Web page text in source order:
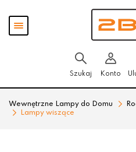
Pokaż
menu
Szukaj Konto
Wewnętrzne Lampy do Domu
Lampy wiszące